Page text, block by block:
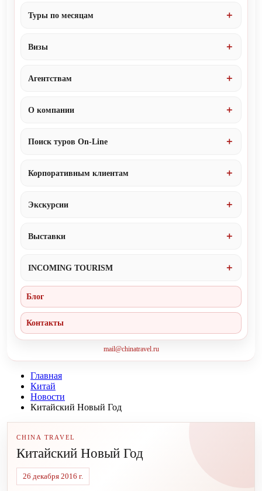
Туры по месяцам
Визы
Агентствам
О компании
Поиск туров On-Line
Корпоративным клиентам
Экскурсии
Выставки
INCOMING TOURISM
Блог
Контакты
mail@chinatravel.ru
Главная
Китай
Новости
Китайский Новый Год
CHINA TRAVEL
Китайский Новый Год
26 декабря 2016 г.